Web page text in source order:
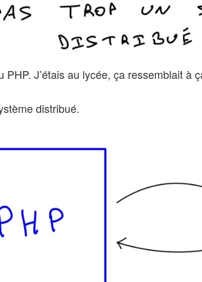
PHP. J’étais au lycée, ça ressemblait
distribué.